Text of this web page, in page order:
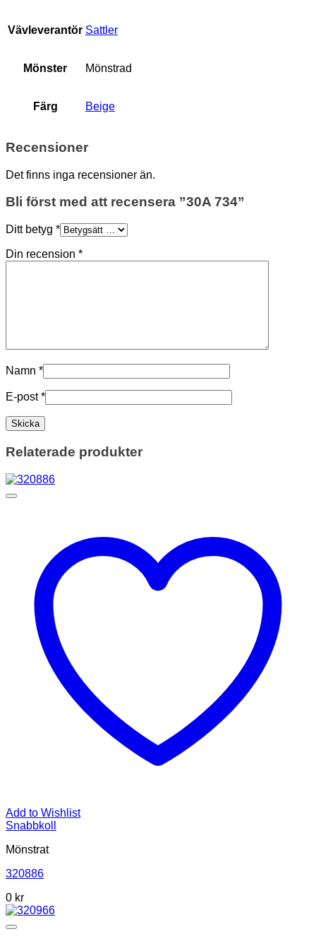
Vävleverantör Sattler
Mönster Mönstrad
Färg Beige
Recensioner
Det finns inga recensioner än.
Bli först med att recensera ”30A 734”
Ditt betyg *
Din recension *
Namn *
E-post*
Relaterade produkter
Add to Wishlist
Snabbkoll
Mönstrat
320886
0 kr